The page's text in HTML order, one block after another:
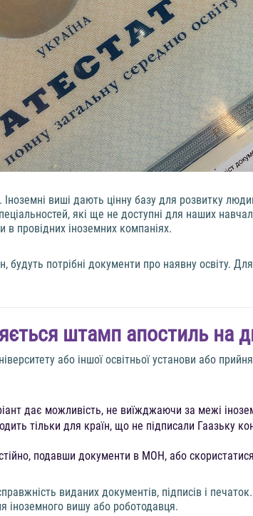
Іноземні виші дають цінну базу для розвитку
які ще не доступні для наших
провідних іноземних компаніях.
потрібні документи про наявну освіту.
штамп апостиль на
або іншої освітньої установи або
дає можливість, не виїжджаючи за межі
тільки для країн, що не підписали Гаазьку
подавши документи в МОН, або
виданих документів, підписів і
іноземного вишу або роботодавця.